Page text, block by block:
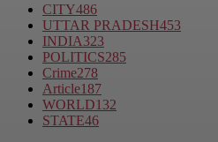
CITY486
UTTAR PRADESH453
INDIA323
POLITICS285
Crime278
Article187
WORLD132
STATE46